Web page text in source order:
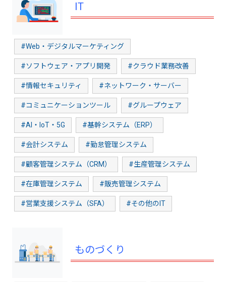
IT
#Web・デジタルマーケティング
#ソフトウェア・アプリ開発 #クラウド業務改善
#情報セキュリティ #ネットワーク・サーバー
#コミュニケーションツール #グループウェア
#AI・IoT・5G #基幹システム（ERP）
#会計システム #勤怠管理システム
#顧客管理システム（CRM） #生産管理システム
#在庫管理システム #販売管理システム
#営業支援システム（SFA） #その他のIT
ものづくり